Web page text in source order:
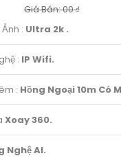
Giá Bán: 00 ₫
: Ultra 2k .
: IP Wifi.
: Hồng Ngoại 10m Có
Xoay 360.
Nghệ AI.